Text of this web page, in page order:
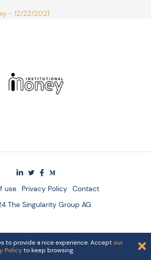
- 12/22/2021
use Privacy Policy Contact
The Singularity Group AG
to provide a nice experience. Acceptour
Policyto keep browsing.